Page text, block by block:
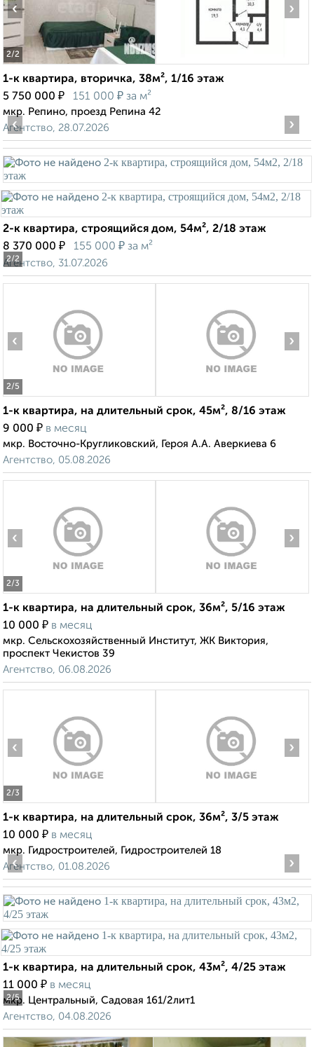
2/2
‹ ›
1-к квартира, вторичка, 38м², 1/16 этаж
5 750 000 ₽ 151 000 ₽ за м²
мкр. Репино, проезд Репина 42
Агентство, 28.07.2026
2/2
‹ ›
2-к квартира, строящийся дом, 54м², 2/18 этаж
8 370 000 ₽ 155 000 ₽ за м²
Агентство, 31.07.2026
2/5
‹ ›
1-к квартира, на длительный срок, 45м², 8/16 этаж
9 000 ₽ в месяц
мкр. Восточно-Кругликовский, Героя А.А. Аверкиева 6
Агентство, 05.08.2026
2/3
‹ ›
1-к квартира, на длительный срок, 36м², 5/16 этаж
10 000 ₽ в месяц
мкр. Сельскохозяйственный Институт, ЖК Виктория,
проспект Чекистов 39
Агентство, 06.08.2026
2/3
‹ ›
1-к квартира, на длительный срок, 36м², 3/5 этаж
10 000 ₽ в месяц
мкр. Гидростроителей, Гидростроителей 18
Агентство, 01.08.2026
2/5
‹ ›
1-к квартира, на длительный срок, 43м², 4/25 этаж
11 000 ₽ в месяц
мкр. Центральный, Садовая 161/2лит1
Агентство, 04.08.2026